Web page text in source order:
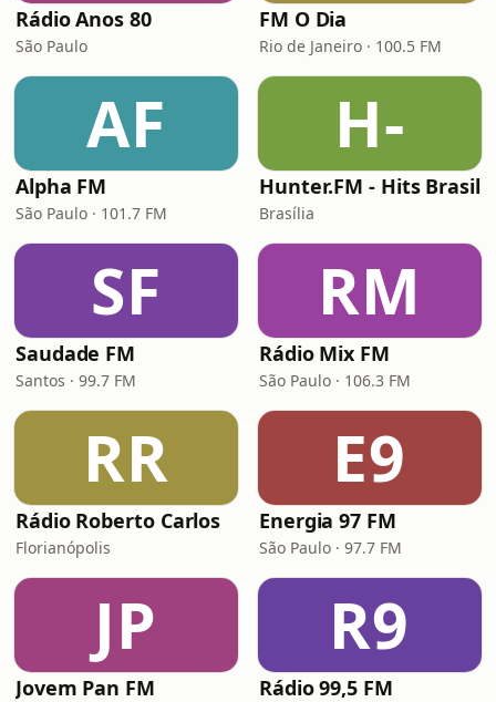
Rádio Anos 80
São Paulo
FM O Dia
Rio de Janeiro · 100.5 FM
AF
Alpha FM
São Paulo · 101.7 FM
H-
Hunter.FM - Hits Brasil
Brasília
SF
Saudade FM
Santos · 99.7 FM
RM
Rádio Mix FM
São Paulo · 106.3 FM
RR
Rádio Roberto Carlos
Florianópolis
E9
Energia 97 FM
São Paulo · 97.7 FM
JP
Jovem Pan FM
R9
Rádio 99,5 FM